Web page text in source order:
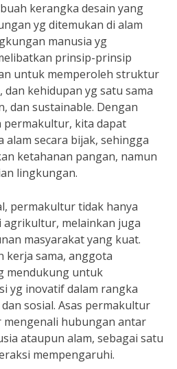
kerangka desain yang
yg ditemukan di alam
manusia yg
prinsip-prinsip
untuk memperoleh struktur
kehidupan yg satu sama
dan sustainable. Dengan
permakultur, kita dapat
alam secara bijak, sehingga
ketahanan pangan, namun
lingkungan.
permakultur tidak hanya
agrikultur, melainkan juga
masyarakat yang kuat.
kerja sama, anggota
mendukung untuk
yg inovatif dalam rangka
sosial. Asas permakultur
hubungan antar
ataupun alam, sebagai satu
mempengaruhi.